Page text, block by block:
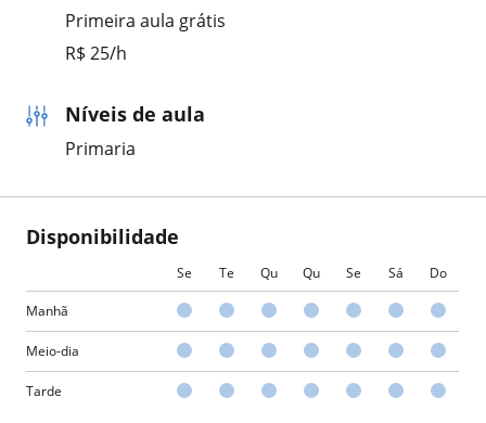
Primeira aula grátis
R$ 25/h
Níveis de aula
Primaria
Disponibilidade
Se Te Qu Qu Se Sá Do
Manhã
Meio-dia
Tarde